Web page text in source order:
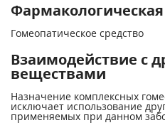
Гомеопатическое средство
Взаимодействие с
веществами
Назначение комплексных
исключает использование
применяемых при данном